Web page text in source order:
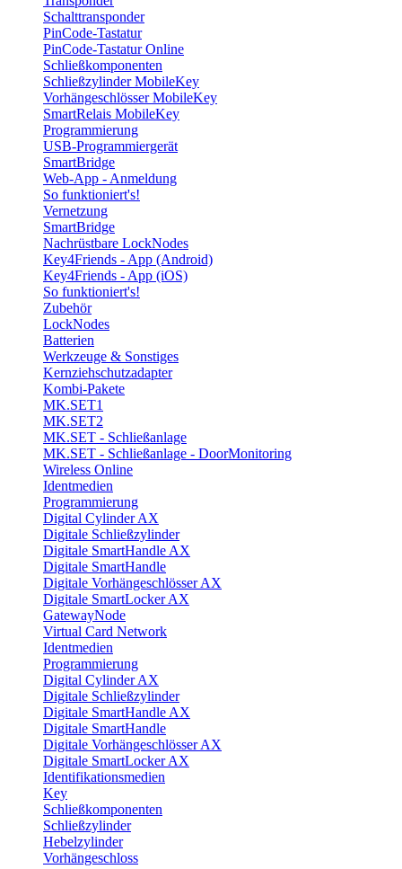
Schalttransponder
PinCode-Tastatur
PinCode-Tastatur Online
Schließkomponenten
Schließzylinder MobileKey
Vorhängeschlösser MobileKey
SmartRelais MobileKey
Programmierung
USB-Programmiergerät
SmartBridge
Web-App - Anmeldung
So funktioniert's!
Vernetzung
SmartBridge
Nachrüstbare LockNodes
Key4Friends - App (Android)
Key4Friends - App (iOS)
So funktioniert's!
Zubehör
LockNodes
Batterien
Werkzeuge & Sonstiges
Kernziehschutzadapter
Kombi-Pakete
MK.SET1
MK.SET2
MK.SET - Schließanlage
MK.SET - Schließanlage - DoorMonitoring
Wireless Online
Identmedien
Programmierung
Digital Cylinder AX
Digitale Schließzylinder
Digitale SmartHandle AX
Digitale SmartHandle
Digitale Vorhängeschlösser AX
Digitale SmartLocker AX
GatewayNode
Virtual Card Network
Identmedien
Programmierung
Digital Cylinder AX
Digitale Schließzylinder
Digitale SmartHandle AX
Digitale SmartHandle
Digitale Vorhängeschlösser AX
Digitale SmartLocker AX
Identifikationsmedien
Key
Schließkomponenten
Schließzylinder
Hebelzylinder
Vorhängeschloss